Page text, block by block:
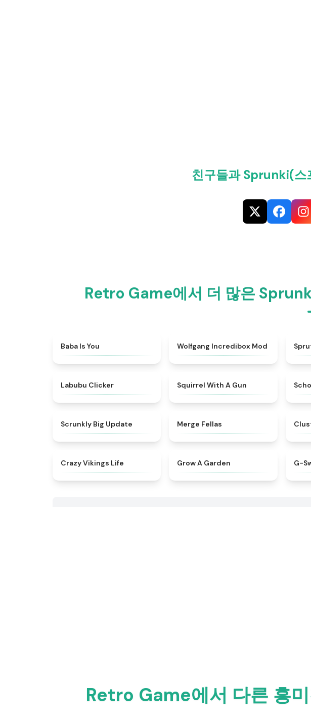
친구들과 Sprunki(스
Retro Game에서 더 많은
Baba Is You ★ 4.4
Wolfgang Incredibox Mod
Labubu Clicker Squirrel With A Gun
Scrunkly Big Update Merge Fellas
Crazy Vikings Life Grow A Garden G-
Retro Game에서 다른 흥